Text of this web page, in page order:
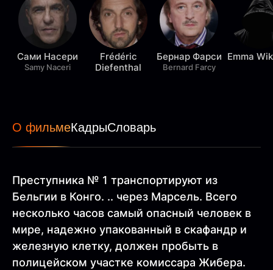
Сами Насери
Samy Naceri
Frédéric
Diefenthal
Бернар Фарси
Bernard Farcy
Emma
О фильмеКадрыСловарь
Преступника № 1 транспортируют из
Бельгии в Конго. .. через Марсель. Всего
несколько часов самый опасный человек в
мире, надежно упакованный в скафандр и
железную клетку, должен пробыть в
полицейском участке комиссара Жибера.